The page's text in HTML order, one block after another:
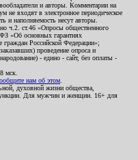
и авторы. Комментарии на
входят в электронное периодическое
и наполняемость несут авторы.
ч.2. ст.46 «Опросы общественного
«Об основных гарантиях
граждан Российской Федерации»;
проведение опроса и
- едино - сайт, без оплаты -
мск.
нам об этом
духовной жизни общества,
Для мужчин и женщин. 16+ для